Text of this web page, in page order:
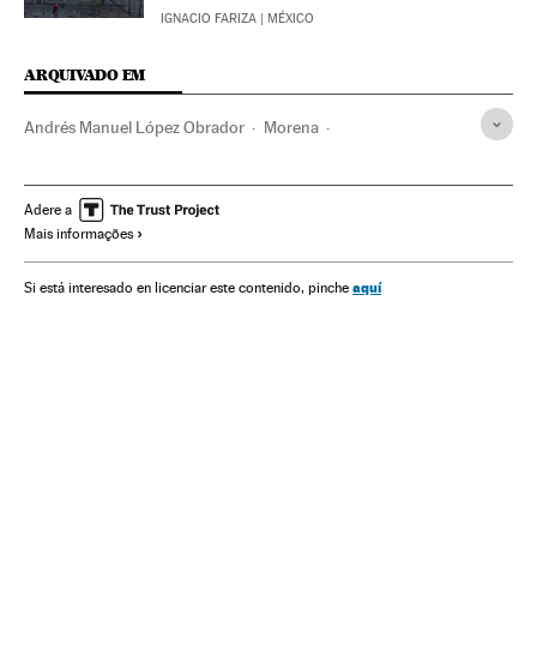
IGNACIO FARIZA | MÉXICO
ARQUIVADO EM
Andrés Manuel López Obrador Morena
Adere a
Mais informações
Si está interesado en licenciar este contenido, pinche aquí